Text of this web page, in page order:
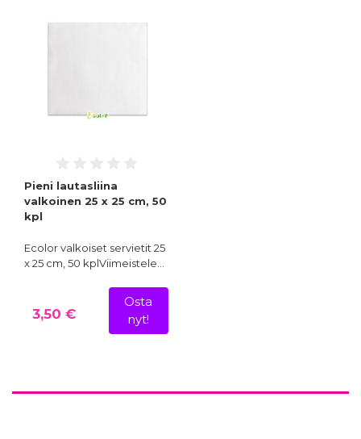
Pieni lautasliina
valkoinen 25 x 25 cm, 50
kpl
Ecolor valkoiset servietit 25
x 25 cm, 50 kplViimeistele…
3,50 €
Osta
nyt!